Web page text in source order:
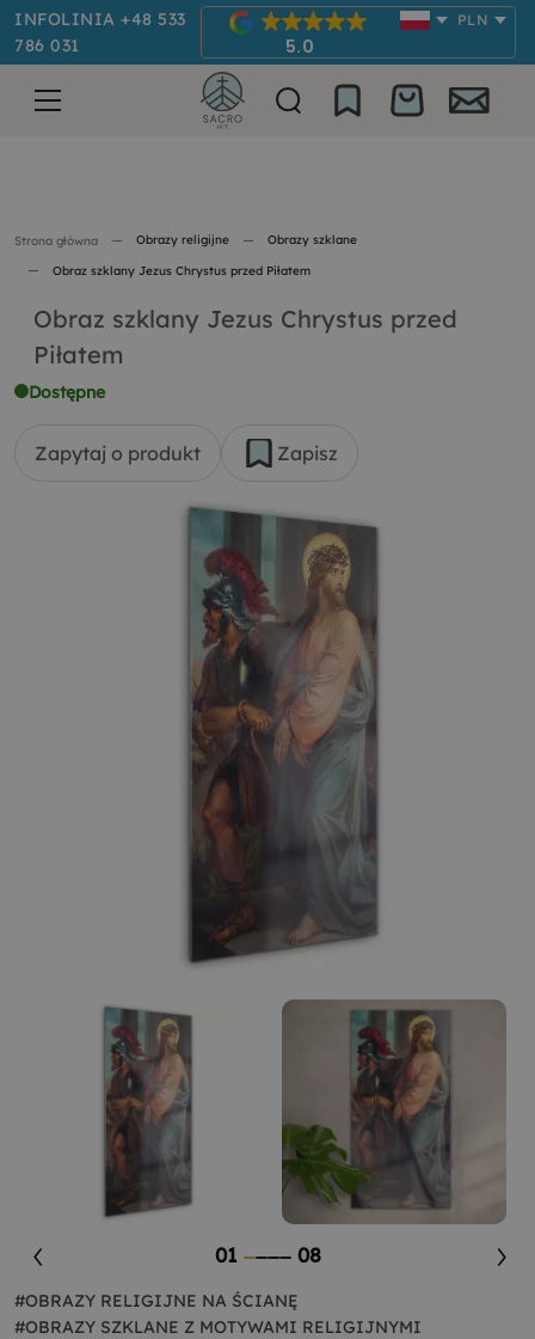
INFOLINIA +48 533
786 031
5.0
PLN
Strona główna Obrazy religijne Obrazy szklane
Obraz szklany Jezus Chrystus przed Piłatem
Obraz szklany Jezus Chrystus przed
Piłatem
Dostępne
Zapytaj o produkt Zapisz
01 08
#OBRAZY RELIGIJNE NA ŚCIANĘ
#OBRAZY SZKLANE Z MOTYWAMI RELIGIJNYMI